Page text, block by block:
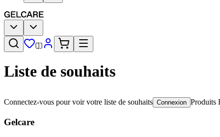
Liste de souhaits
Connectez-vous pour voir votre liste de souhaits Connexion Produits
Gelcare